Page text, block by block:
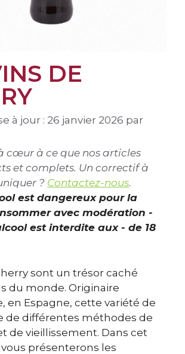
DE
à jour : 26 janvier 2026 par
cœur à ce que nos articles
et complets. Un correctif à
? Contactez-nous.
est dangereux pour la
avec modération -
est interdite aux - de 18
sont un trésor caché
du monde. Originaire
en Espagne, cette variété de
de différentes méthodes de
de vieillissement. Dans cet
présenterons les